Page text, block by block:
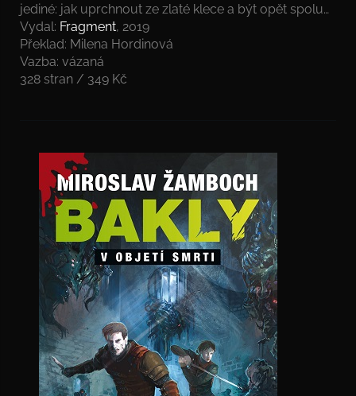
jediné: jak uprchnout ze zlaté klece a být opět spolu…
Vydal: Fragment, 2019
Překlad: Milena Hordinová
Vazba: vázaná
328 stran / 349 Kč